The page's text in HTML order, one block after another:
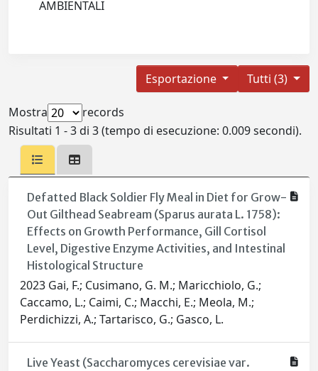
AMBIENTALI
Tutti (3)
Esportazione
Mostra
records
Risultati 1 - 3 di 3 (tempo di esecuzione: 0.009 secondi).
Defatted Black Soldier Fly Meal in Diet for Grow-
Out Gilthead Seabream (Sparus aurata L. 1758):
Effects on Growth Performance, Gill Cortisol
Level, Digestive Enzyme Activities, and Intestinal
Histological Structure
2023 Gai, F.; Cusimano, G. M.; Maricchiolo, G.;
Caccamo, L.; Caimi, C.; Macchi, E.; Meola, M.;
Perdichizzi, A.; Tartarisco, G.; Gasco, L.
Live Yeast (Saccharomyces cerevisiae var.